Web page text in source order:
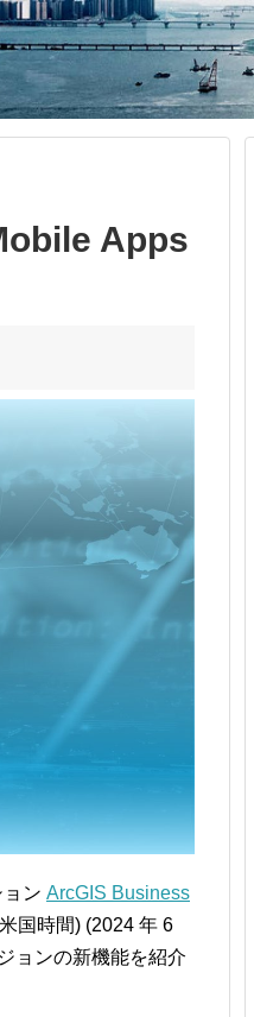
Apps
ン ArcGIS Business
国時間) (2024 年 6
ョンの新機能を紹介